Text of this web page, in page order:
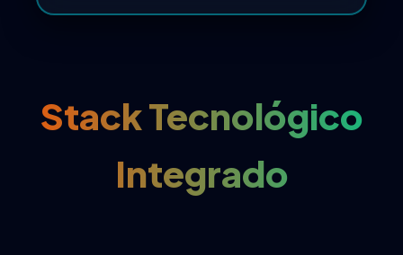
Stack Tecnológico
Integrado